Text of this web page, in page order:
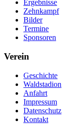
Ergebnisse
Zehnkampf
Bilder
Termine
Sponsoren
Verein
Geschichte
Waldstadion
Anfahrt
Impressum
Datenschutz
Kontakt